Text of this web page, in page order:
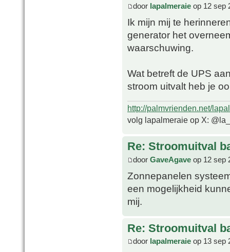
door lapalmeraie op 12 sep
Ik mijn mij te
generator het
waarschuwing.
Wat betreft de UPS
stroom uitvalt heb je
http://palmvrienden.net/
volg lapalmeraie op X:
Re: Stroomuitval
door GaveAgave op 12 sep
Zonnepanelen
een mogelijkheid
mij.
Re: Stroomuitval
door lapalmeraie op 13 sep